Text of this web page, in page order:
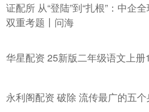
证配所 从“登陆”到“扎根”：中企
双重考题丨问海
华星配资 25新版二年级语文上册1
永利阁配资 破除 流传最广的五